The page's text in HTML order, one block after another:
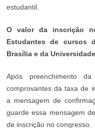
estudantil.
O valor da inscrição
Estudantes de cursos
Brasília e da
Após preenchimento
comprovantes da taxa de
a mensagem de
guarde essa mensagem
de inscrição no congresso.